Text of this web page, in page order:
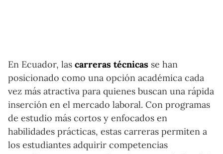
En Ecuador, las carreras técnicas se han
posicionado como una opción académica cada
vez más atractiva para quienes buscan una rápida
inserción en el mercado laboral. Con programas
de estudio más cortos y enfocados en
habilidades prácticas, estas carreras permiten a
los estudiantes adquirir competencias